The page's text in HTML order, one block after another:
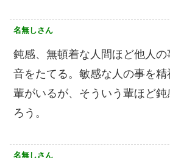
名無しさん
鈍感、無頓着な人間ほど他人
音をたてる。敏感な人の事を精
輩がいるが、そういう輩ほど
ろう。
名無しさん